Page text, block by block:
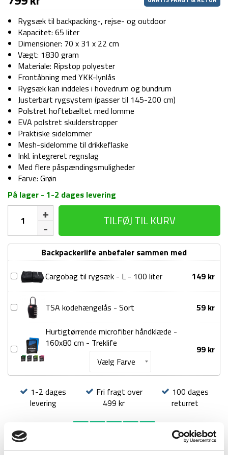
Rygsæk til backpacking-, rejse- og outdoor
Kapacitet: 65 liter
Dimensioner: 70 x 31 x 22 cm
Vægt: 1830 gram
Materiale: Ripstop polyester
Frontåbning med YKK-lynlås
Rygsæk kan inddeles i hovedrum og bundrum
Justerbart rygsystem (passer til 145-200 cm)
Polstret hoftebæltet med lomme
EVA polstret skulderstropper
Praktiske sidelommer
Mesh-sidelomme til drikkeflaske
Inkl. integreret regnslag
Med flere påspændingsmuligheder
Farve: Grøn
På lager - 1-2 dages levering
Vandrerygsæk
Treklife
Backpacker
Grøn
antal
TILFØJ TIL KURV
Backpackerlife anbefaler sammen med
Cargobag
rygsæk
-
L
100
liter
Cargobag til rygsæk - L - 100 liter 149 kr
TSA
kodehængelås
Sort
TSA kodehængelås - Sort 59 kr
Hurtigtørrende
microfiber
160x80
Treklife
Hurtigtørrende microfiber håndklæde -
160x80 cm - Treklife
99 kr
1-2 dages
levering
Fri fragt over
499 kr
100 dages
returret